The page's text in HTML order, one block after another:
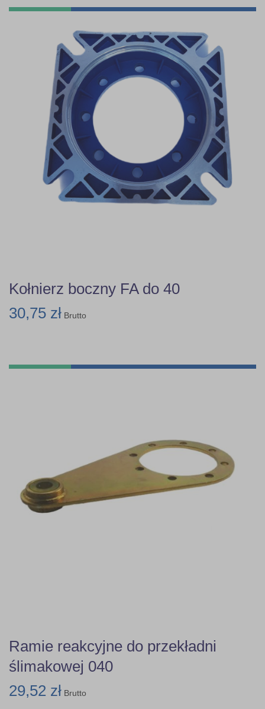
Kołnierz boczny FA do 40
30,75 zł Brutto
Ramie reakcyjne do przekładni
ślimakowej 040
29,52 zł Brutto